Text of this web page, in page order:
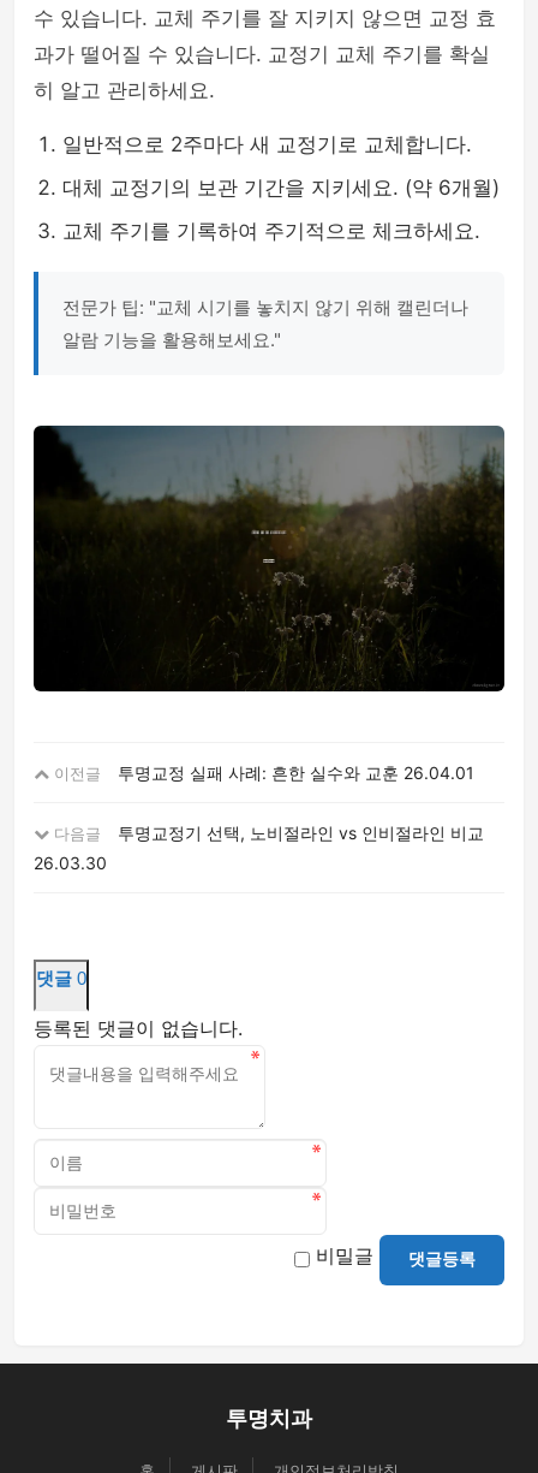
수 있습니다. 교체 주기를 잘 지키지 않으면 교정 효
과가 떨어질 수 있습니다. 교정기 교체 주기를 확실
히 알고 관리하세요.
일반적으로 2주마다 새 교정기로 교체합니다.
대체 교정기의 보관 기간을 지키세요. (약 6개월)
교체 주기를 기록하여 주기적으로 체크하세요.
전문가 팁: "교체 시기를 놓치지 않기 위해 캘린더나
알람 기능을 활용해보세요."
이전글 투명교정 실패 사례: 흔한 실수와 교훈 26.04.01
다음글
투명교정기 선택, 노비절라인 vs 인비절라인 비교
26.03.30
댓글 0
등록된 댓글이 없습니다.
비밀글 댓글등록
투명치과